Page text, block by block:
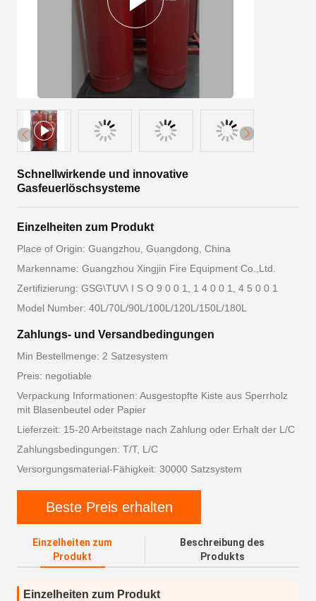
Schnellwirkende und innovative
Gasfeuerlöschsysteme
Einzelheiten zum Produkt
Place of Origin: Guangzhou, Guangdong, China
Markenname: Guangzhou Xingjin Fire Equipment Co.,Ltd.
Zertifizierung: GSG\TUV\ I S O 9 0 0 1, 1 4 0 0 1, 4 5 0 0 1
Model Number: 40L/70L/90L/100L/120L/150L/180L
Zahlungs- und Versandbedingungen
Min Bestellmenge: 2 Satzesystem
Preis: negotiable
Verpackung Informationen: Ausgestopfte Kiste aus Sperrholz
mit Blasenbeutel oder Papier
Lieferzeit: 15-20 Arbeitstage nach Zahlung oder Erhalt der L/C
Zahlungsbedingungen: T/T, L/C
Versorgungsmaterial-Fähigkeit: 30000 Satzsystem
Beste Preis erhalten
Einzelheiten zum
Produkt
Beschreibung des
Produkts
Einzelheiten zum Produkt